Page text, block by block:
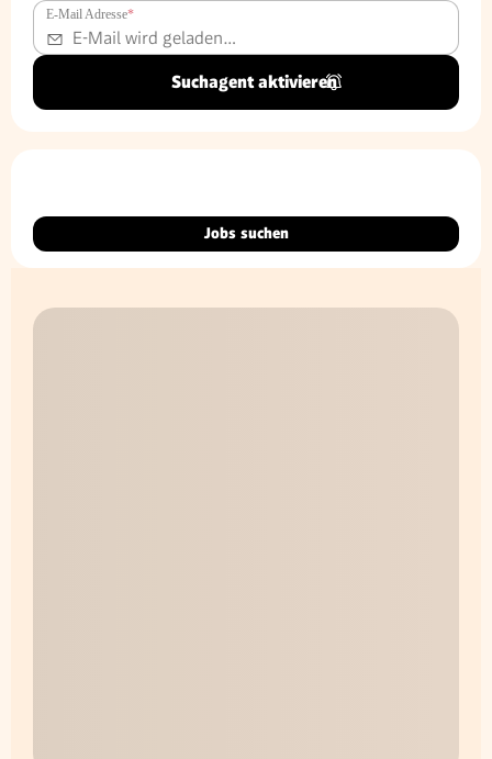
E-Mail Adresse*
Suchagent aktivieren
Jobs suchen